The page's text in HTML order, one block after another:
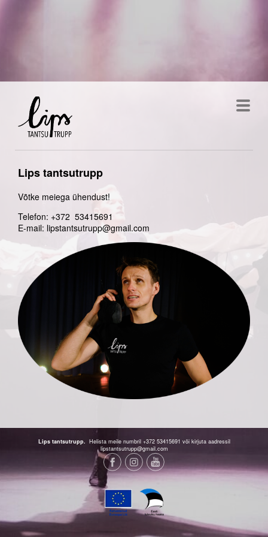
Lips tantsutrupp
Võtke meiega ühendust!
Telefon: +372 53415691
E-mail: lipstantsutrupp@gmail.com
Lips tantsutrupp. Helista meile numbril +372 53415691 või kirjuta aadressil
lipstantsutrupp@gmail.com